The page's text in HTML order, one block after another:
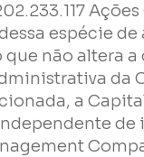
espécie
não altera a
da
a
de